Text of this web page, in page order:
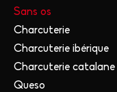
Sans os
Charcuterie
Charcuterie ibérique
Charcuterie catalane
Queso